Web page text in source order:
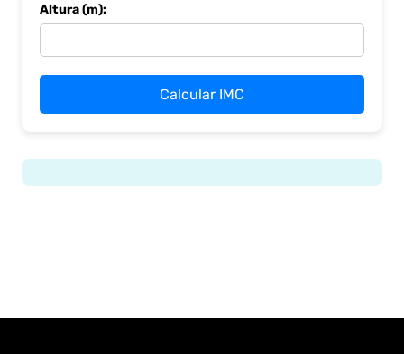
Altura (m):
Calcular IMC